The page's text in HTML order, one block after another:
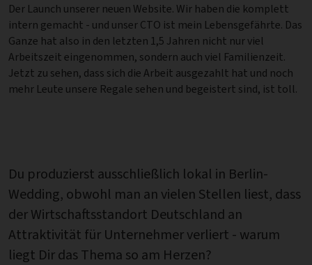
Der Launch unserer neuen Website. Wir haben die komplett
intern gemacht - und unser CTO ist mein Lebensgefährte. Das
Ganze hat also in den letzten 1,5 Jahren nicht nur viel
Arbeitszeit eingenommen, sondern auch viel Familienzeit.
Jetzt zu sehen, dass sich die Arbeit ausgezahlt hat und noch
mehr Leute unsere Regale sehen und begeistert sind, ist toll.
Du produzierst ausschließlich lokal in Berlin-
Wedding, obwohl man an vielen Stellen liest, dass
der Wirtschaftsstandort Deutschland an
Attraktivität für Unternehmer verliert - warum
liegt Dir das Thema so am Herzen?